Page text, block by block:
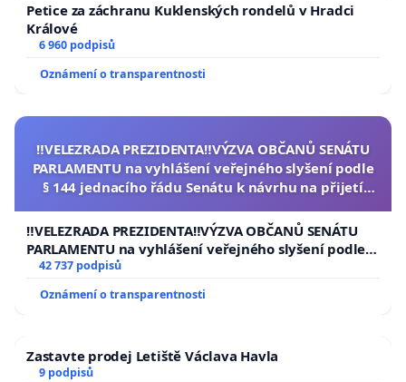
Petice za záchranu Kuklenských rondelů v Hradci
Králové
6 960 podpisů
Oznámení o transparentnosti
‼️VELEZRADA PREZIDENTA‼️VÝZVA OBČANŮ SENÁTU
PARLAMENTU na vyhlášení veřejného slyšení podle
§ 144 jednacího řádu Senátu k návrhu na přijetí
republiky
‼️VELEZRADA PREZIDENTA‼️VÝZVA OBČANŮ SENÁTU
PARLAMENTU na vyhlášení veřejného slyšení podle §
144 jednacího řádu Senátu k návrhu na přijetí
usnesení k podání ústavní žaloby na prezidenta
republiky
42 737 podpisů
Oznámení o transparentnosti
Zastavte prodej Letiště Václava Havla
9 podpisů